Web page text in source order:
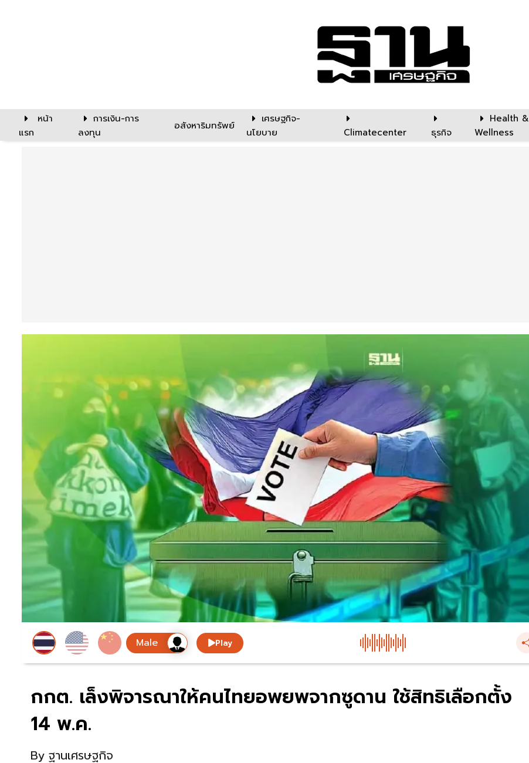
หน้า
แรก
การเงิน-การ
ลงทุน
อสังหาริมทรัพย์
เศรษฐกิจ-
นโยบาย
Climatecenter ธุรกิจ
Health &
Wellness
Play
กกต. เล็งพิจารณาให้คนไทยอพยพจากซูดาน ใช้สิทธิเลือกตั้ง
14 พ.ค.
By ฐานเศรษฐกิจ